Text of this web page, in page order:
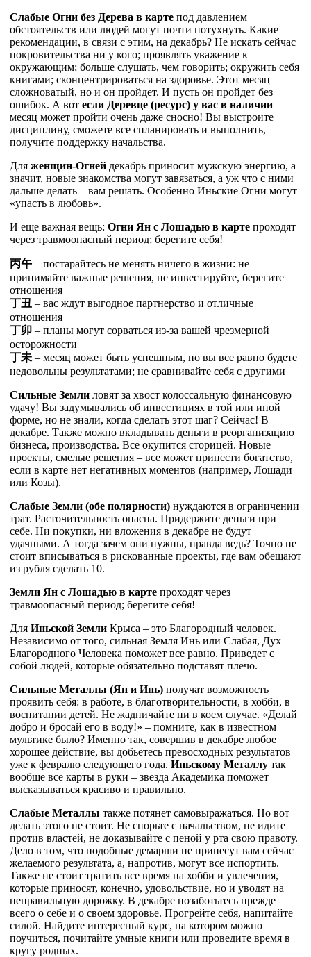
Слабые Огни без Дерева в карте под давлением
обстоятельств или людей могут почти потухнуть. Какие
рекомендации, в связи с этим, на декабрь? Не искать сейчас
покровительства ни у кого; проявлять уважение к
окружающим; больше слушать, чем говорить; окружить себя
книгами; сконцентрироваться на здоровье. Этот месяц
сложноватый, но и он пройдет. И пусть он пройдет без
ошибок. А вот если Деревце (ресурс) у вас в наличии –
месяц может пройти очень даже сносно! Вы выстроите
дисциплину, сможете все спланировать и выполнить,
получите поддержку начальства.
Для женщин-Огней декабрь приносит мужскую энергию, а
значит, новые знакомства могут завязаться, а уж что с ними
дальше делать – вам решать. Особенно Иньские Огни могут
«упасть в любовь».
И еще важная вещь: Огни Ян с Лошадью в карте проходят
через травмоопасный период; берегите себя!
丙午 – постарайтесь не менять ничего в жизни: не
принимайте важные решения, не инвестируйте, берегите
отношения
丁丑 – вас ждут выгодное партнерство и отличные
отношения
丁卯 – планы могут сорваться из-за вашей чрезмерной
осторожности
丁未 – месяц может быть успешным, но вы все равно будете
недовольны результатами; не сравнивайте себя с другими
Сильные Земли ловят за хвост колоссальную финансовую
удачу! Вы задумывались об инвестициях в той или иной
форме, но не знали, когда сделать этот шаг? Сейчас! В
декабре. Также можно вкладывать деньги в реорганизацию
бизнеса, производства. Все окупится сторицей. Новые
проекты, смелые решения – все может принести богатство,
если в карте нет негативных моментов (например, Лошади
или Козы).
Слабые Земли (обе полярности) нуждаются в ограничении
трат. Расточительность опасна. Придержите деньги при
себе. Ни покупки, ни вложения в декабре не будут
удачными. А тогда зачем они нужны, правда ведь? Точно не
стоит вписываться в рискованные проекты, где вам обещают
из рубля сделать 10.
Земли Ян с Лошадью в карте проходят через
травмоопасный период; берегите себя!
Для Иньской Земли Крыса – это Благородный человек.
Независимо от того, сильная Земля Инь или Слабая, Дух
Благородного Человека поможет все равно. Приведет с
собой людей, которые обязательно подставят плечо.
Сильные Металлы (Ян и Инь) получат возможность
проявить себя: в работе, в благотворительности, в хобби, в
воспитании детей. Не жадничайте ни в коем случае. «Делай
добро и бросай его в воду!» – помните, как в известном
мультике было? Именно так, совершив в декабре любое
хорошее действие, вы добьетесь превосходных результатов
уже к февралю следующего года. Иньскому Металлу так
вообще все карты в руки – звезда Академика поможет
высказываться красиво и правильно.
Слабые Металлы также потянет самовыражаться. Но вот
делать этого не стоит. Не спорьте с начальством, не идите
против властей, не доказывайте с пеной у рта свою правоту.
Дело в том, что подобные демарши не принесут вам сейчас
желаемого результата, а, напротив, могут все испортить.
Также не стоит тратить все время на хобби и увлечения,
которые приносят, конечно, удовольствие, но и уводят на
неправильную дорожку. В декабре позаботьтесь прежде
всего о себе и о своем здоровье. Прогрейте себя, напитайте
силой. Найдите интересный курс, на котором можно
поучиться, почитайте умные книги или проведите время в
кругу родных.